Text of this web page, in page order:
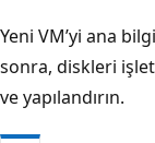
Yeni VM’yi ana
sonra, diskleri
ve yapılandırın.